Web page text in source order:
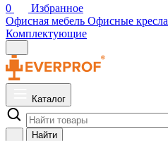
0
Избранное
Офисная мебель Офисные кресла
Комплектующие
Каталог
Найти